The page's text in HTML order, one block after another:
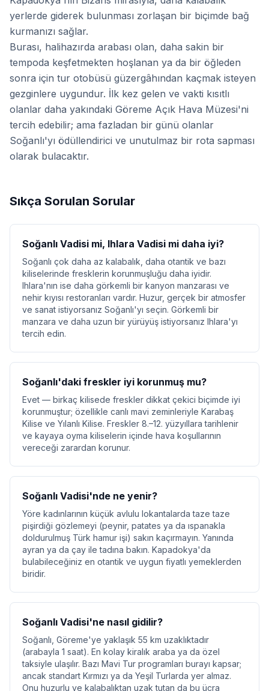
yerlerde giderek bulunması zorlaşan bir biçimde bağ
kurmanızı sağlar.
Burası, halihazırda arabası olan, daha sakin bir
tempoda keşfetmekten hoşlanan ya da bir öğleden
sonra için tur otobüsü güzergâhından kaçmak isteyen
gezginlere uygundur. İlk kez gelen ve vakti kısıtlı
olanlar daha yakındaki Göreme Açık Hava Müzesi'ni
tercih edebilir; ama fazladan bir günü olanlar
Soğanlı'yı ödüllendirici ve unutulmaz bir rota sapması
olarak bulacaktır.
Sıkça Sorulan Sorular
Soğanlı Vadisi mi, Ihlara Vadisi mi daha iyi?
Soğanlı çok daha az kalabalık, daha otantik ve bazı
kiliselerinde fresklerin korunmuşluğu daha iyidir.
Ihlara'nın ise daha görkemli bir kanyon manzarası ve
nehir kıyısı restoranları vardır. Huzur, gerçek bir atmosfer
ve sanat istiyorsanız Soğanlı'yı seçin. Görkemli bir
manzara ve daha uzun bir yürüyüş istiyorsanız Ihlara'yı
tercih edin.
Soğanlı'daki freskler iyi korunmuş mu?
Evet — birkaç kilisede freskler dikkat çekici biçimde iyi
korunmuştur; özellikle canlı mavi zeminleriyle Karabaş
Kilise ve Yılanlı Kilise. Freskler 8.–12. yüzyıllara tarihlenir
ve kayaya oyma kiliselerin içinde hava koşullarının
vereceği zarardan korunur.
Soğanlı Vadisi'nde ne yenir?
Yöre kadınlarının küçük avlulu lokantalarda taze taze
pişirdiği gözlemeyi (peynir, patates ya da ıspanakla
doldurulmuş Türk hamur işi) sakın kaçırmayın. Yanında
ayran ya da çay ile tadına bakın. Kapadokya'da
bulabileceğiniz en otantik ve uygun fiyatlı yemeklerden
biridir.
Soğanlı Vadisi'ne nasıl gidilir?
Soğanlı, Göreme'ye yaklaşık 55 km uzaklıktadır
(arabayla 1 saat). En kolay kiralık araba ya da özel
taksiyle ulaşılır. Bazı Mavi Tur programları burayı kapsar;
ancak standart Kırmızı ya da Yeşil Turlarda yer almaz.
Onu huzurlu ve kalabalıktan uzak tutan da bu ücra